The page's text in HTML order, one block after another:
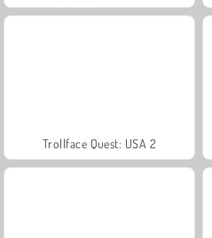
Trollface Quest: USA 2